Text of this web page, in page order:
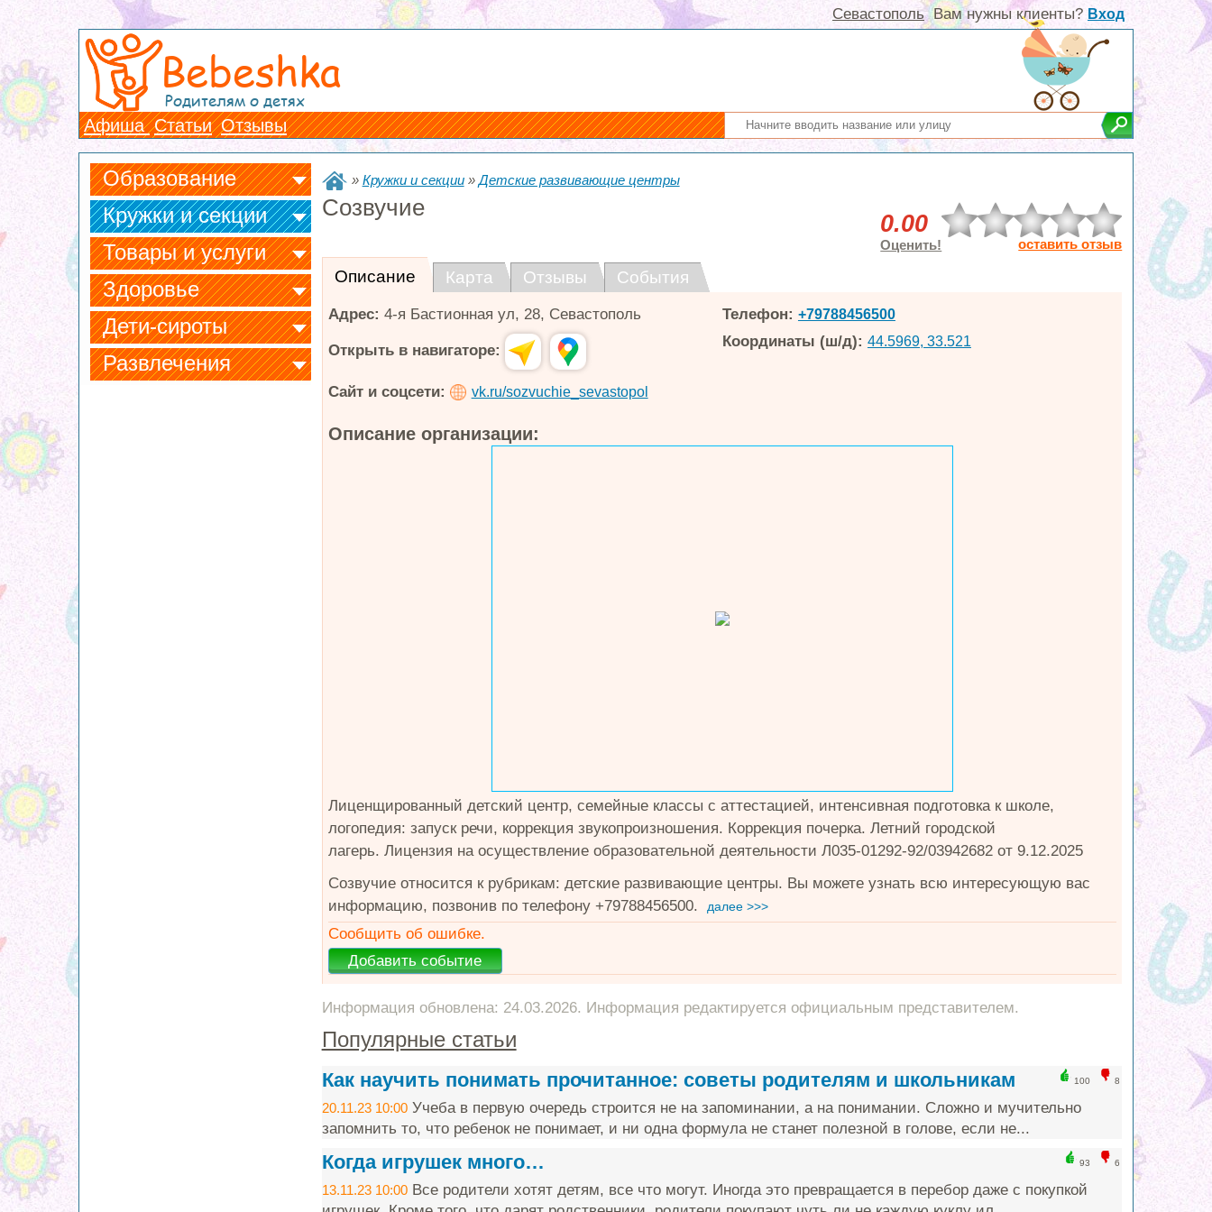
Вам нужны клиенты? Вход
Севастополь
Bebeshka
Родителям о детях
Афиша Статьи Отзывы
Образование
Кружки и секции
Товары и услуги
Здоровье
Дети-сироты
Развлечения
» Кружки и секции»Детские развивающие центры
Созвучие
0.00
Оценить! оставить отзыв
Описание Карта Отзывы События
Адрес: 4-я Бастионная ул, 28, Севастополь
Открыть в навигаторе:
Сайт и соцсети: vk.ru/sozvuchie_sevastopol
Телефон: +79788456500
Координаты (ш/д): 44.5969, 33.521
Описание организации:
Лиценщированный детский центр, семейные классы с аттестацией, интенсивная подготовка к школе,
логопедия: запуск речи, коррекция звукопроизношения. Коррекция почерка. Летний городской
лагерь. Лицензия на осуществление образовательной деятельности Л035-01292-92/03942682 от 9.12.2025
Созвучие относится к рубрикам: детские развивающие центры. Вы можете узнать всю интересующую вас
информацию, позвонив по телефону +79788456500.
далее >>>
Сообщить об ошибке.
Информация обновлена: 24.03.2026. Информация редактируется официальным представителем.
Популярные статьи
100 8
Как научить понимать прочитанное: советы родителям и школьникам
20.11.23 10:00Учеба в первую очередь строится не на запоминании, а на понимании. Сложно и мучительно
запомнить то, что ребенок не понимает, и ни одна формула не станет полезной в голове, если не...
93 6
Когда игрушек много…
13.11.23 10:00Все родители хотят детям, все что могут. Иногда это превращается в перебор даже с покупкой